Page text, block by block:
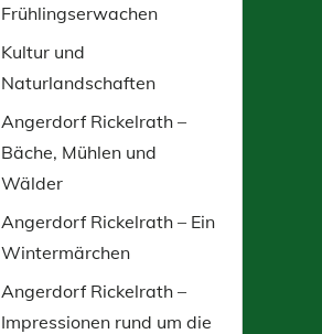
Frühlingserwachen
Kultur und
Naturlandschaften
Angerdorf Rickelrath –
Bäche, Mühlen und
Wälder
Angerdorf Rickelrath – Ein
Wintermärchen
Angerdorf Rickelrath –
Impressionen rund um die